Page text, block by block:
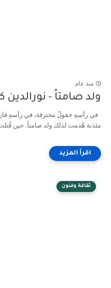
منذ عام
ولد صامتاً - نورالدين
في رأسهِ حقولٌ محترقة، في رأسهِ
مئذنة هُدمت لذلك ولد صامتاً. حين
ثقافة وفنون